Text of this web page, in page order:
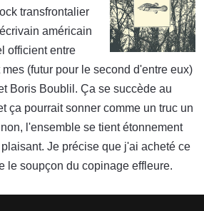
transfrontalier
américain
officient entre
(futur pour le second d'entre eux)
Boris Boublil. Ça se succède au
ça pourrait sonner comme un truc un
l'ensemble se tient étonnement
Je précise que j'ai acheté ce
le soupçon du copinage effleure.